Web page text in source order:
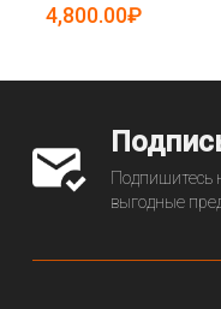
5081647)
4,800.00₽
Подпишитесь
выгодные